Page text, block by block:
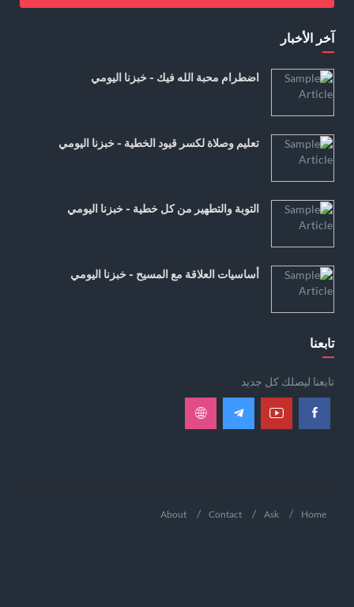
آخر الأخبار
اضطرام محبة الله فيك - خبزنا اليومي
تعليم وصلاة لكسر قيود الخطية - خبزنا اليومي
التوبة والتطهير من كل خطية - خبزنا اليومي
أساسيات العلاقة مع المسيح - خبزنا اليومي
تابعنا
تابعنا ليصلك كل جديد
Home
Ask
Contact
About